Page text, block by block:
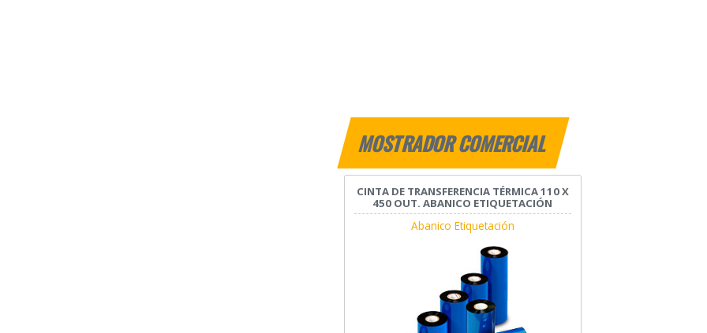
MOSTRADOR COMERCIAL
CINTA DE TRANSFERENCIA TÉRMICA 110 X
450 OUT. ABANICO ETIQUETACIÓN
Abanico Etiquetación